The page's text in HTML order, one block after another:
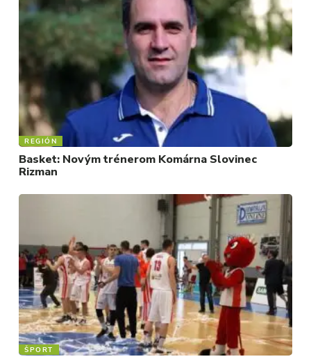
REGIÓN
Basket: Novým trénerom Komárna Slovinec
Rizman
ŠPORT